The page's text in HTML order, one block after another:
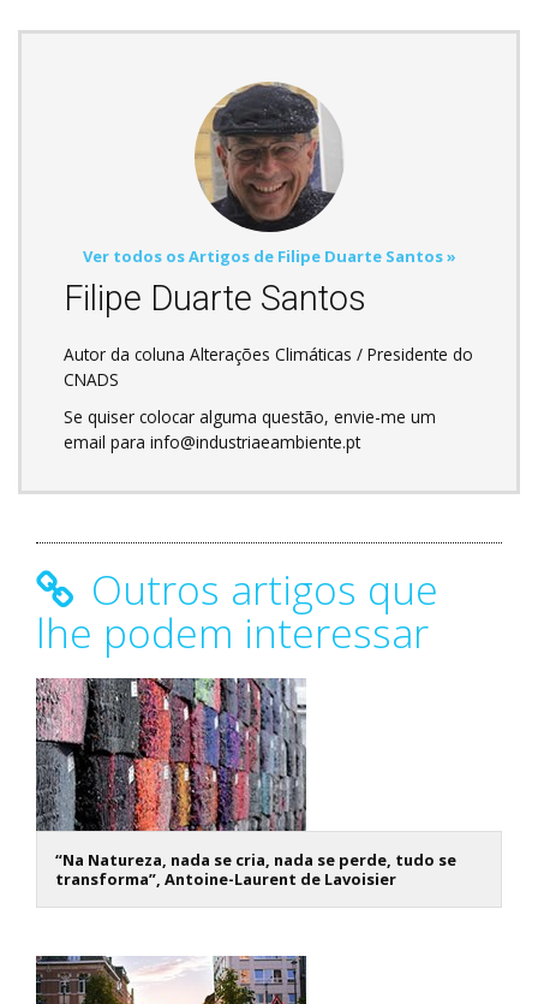
Ver todos os Artigos de Filipe Duarte Santos »
Filipe Duarte Santos
Autor da coluna Alterações Climáticas / Presidente do
CNADS
Se quiser colocar alguma questão, envie-me um
email para info@industriaeambiente.pt
Outros artigos que
lhe podem interessar
“Na Natureza, nada se cria, nada se perde, tudo se
transforma”, Antoine-Laurent de Lavoisier